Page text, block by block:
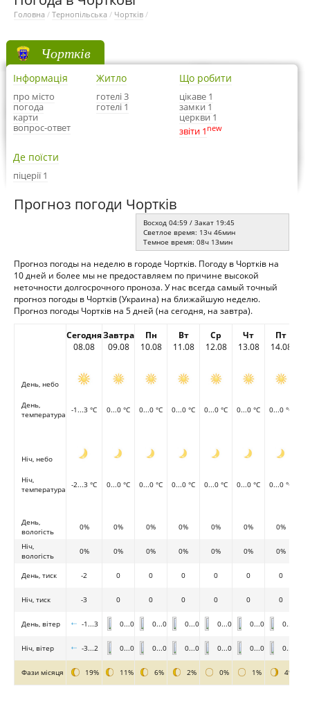
Головна / Тернопільська / Чортків /
Чортків
Інформація
про місто
погода
карти
вопрос-ответ
Житло
готелі 3
готелі 1
Що робити
цікаве 1
замки 1
церкви 1
звіти 1 new
Де поїсти
піцерії 1
Прогноз погоди Чортків
Восход 04:59 / Закат 19:45
Светлое время: 13ч 46мин
Темное время: 08ч 13мин
Прогноз погоды на неделю в городе Чортків. Погоду в Чортків на
10 дней и более мы не предоставляем по причине высокой
неточности долгосрочного проноза. У нас всегда самый точный
прогноз погоды в Чортків (Украина) на ближайшую неделю.
Прогноз погоды Чортків на 5 дней (на сегодня, на завтра).
Сегодня
08.08
Завтра
09.08
Пн
10.08
Вт
11.08
Ср
12.08
Чт
13.08
Пт
14.08
День, небо
День,
температура
-1...3 °C 0...0 °C 0...0 °C 0...0 °C 0...0 °C 0...0 °C 0...0 °C
Ніч, небо
Ніч,
температура
-2...3 °C 0...0 °C 0...0 °C 0...0 °C 0...0 °C 0...0 °C 0...0 °C
День,
вологість
0% 0% 0% 0% 0% 0%
0%
Ніч,
вологість
0% 0% 0% 0% 0% 0% 0%
День, тиск -2 0 0 0 0 0 0
Ніч, тиск -3 0 0 0 0 0 0
День, вітер -1...3 0...0 0...0 0...0 0...0 0...0 0...0
Ніч, вітер -3...2 0...0 0...0 0...0 0...0 0...0 0...0
Фази місяця 19% 11% 6% 2% 0% 1% 4%